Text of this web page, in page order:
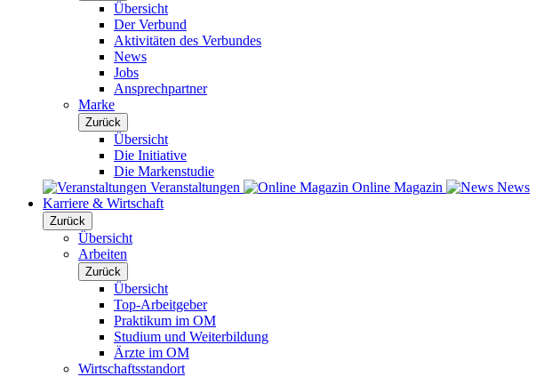
Übersicht
Der Verbund
Aktivitäten des Verbundes
News
Jobs
Ansprechpartner
Marke
Zurück
Übersicht
Die Initiative
Die Markenstudie
Veranstaltungen
Online Magazin
News
Karriere & Wirtschaft
Zurück
Übersicht
Arbeiten
Zurück
Übersicht
Top-Arbeitgeber
Praktikum im OM
Studium und Weiterbildung
Ärzte im OM
Wirtschaftsstandort